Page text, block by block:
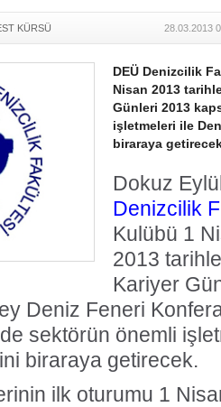
KÜRSÜ 28.03.2013
DEÜ Denizcilik
Nisan 2013
Günleri 2013
işletmeleri ile
biraraya
Dokuz
Denizcilik
Kulübü 1
2013
Kariyer
Deniz Feneri
sektörün önemli
biraraya getirecek.
ilk oturumu 1